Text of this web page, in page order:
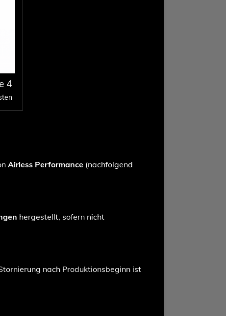
4
Airless Performance (nachfolgend
hergestellt, sofern nicht
nach Produktionsbeginn ist